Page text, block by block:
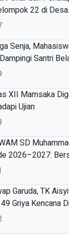
22 di Desa
Senja,
Santri
Tamanprijek
XII Mamsaka
Ujian
SD
2026–2027:
Hebat yang
Garuda, TK
Griya Kencana
Budaya di